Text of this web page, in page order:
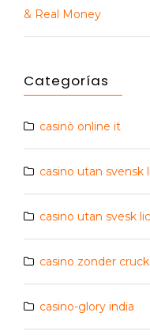
& Real Money
Categorías
casinò online it
casino utan svensk
casino utan svesk
casino zonder
casino-glory india